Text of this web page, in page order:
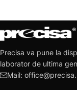
Precisa va pune la
laborator de ultima
Mail: